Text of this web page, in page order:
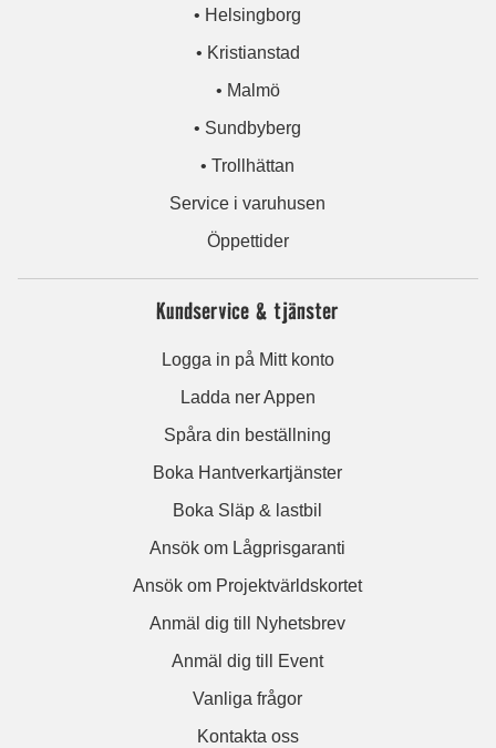
• Helsingborg
• Kristianstad
• Malmö
• Sundbyberg
• Trollhättan
Service i varuhusen
Öppettider
Kundservice & tjänster
Logga in på Mitt konto
Ladda ner Appen
Spåra din beställning
Boka Hantverkartjänster
Boka Släp & lastbil
Ansök om Lågprisgaranti
Ansök om Projektvärldskortet
Anmäl dig till Nyhetsbrev
Anmäl dig till Event
Vanliga frågor
Kontakta oss